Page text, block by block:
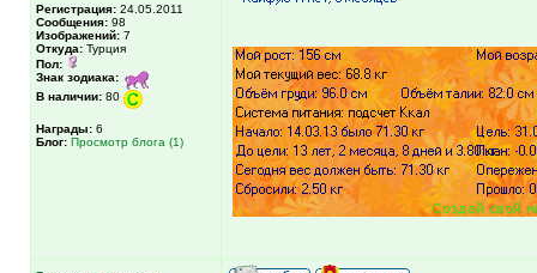
Регистрация: 24.05.2011
Сообщения: 98
Изображений: 7
Откуда: Турция
Пол:
Знак зодиака:
В наличии: 80
Награды: 6
Блог: Просмотр блога (1)